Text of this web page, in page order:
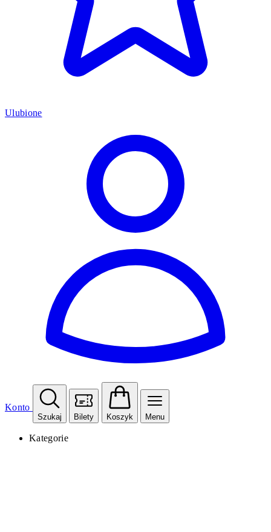
Ulubione
Konto
Szukaj Bilety Koszyk Menu
Kategorie